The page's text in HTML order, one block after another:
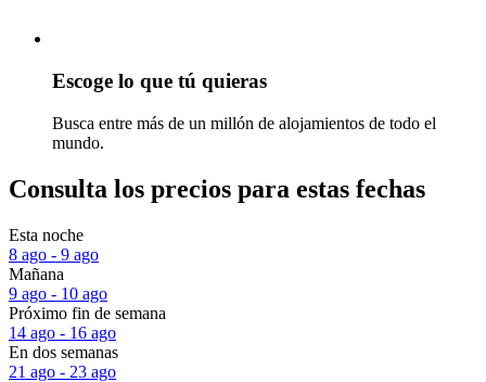
Escoge lo que tú quieras
Busca entre más de un millón de alojamientos de todo el
mundo.
Consulta los precios para estas fechas
Esta noche
8 ago - 9 ago
Mañana
9 ago - 10 ago
Próximo fin de semana
14 ago - 16 ago
En dos semanas
21 ago - 23 ago